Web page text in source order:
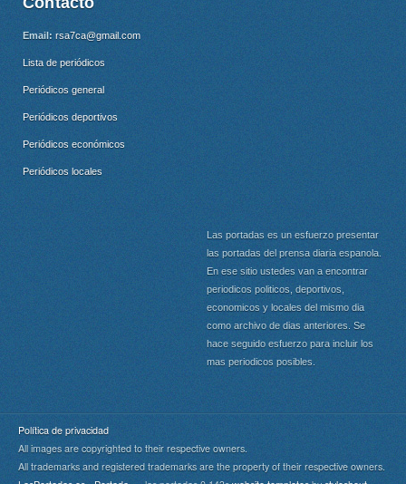
Email: rsa7ca@gmail.com
Lista de periódicos
Periódicos general
Periódicos deportivos
Periódicos económicos
Periódicos locales
Las portadas es un esfuerzo presentar
las portadas del prensa diaria espanola.
En ese sitio ustedes van a encontrar
periodicos politicos, deportivos,
economicos y locales del mismo dia
como archivo de dias anteriores. Se
hace seguido esfuerzo para incluir los
mas periodicos posibles.
Política de privacidad
All images are copyrighted to their respective owners.
All trademarks and registered trademarks are the property of their respective owners.